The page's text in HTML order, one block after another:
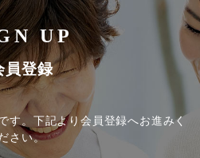
UP
員登録
す。下記より会員登録へお進みく
さい。